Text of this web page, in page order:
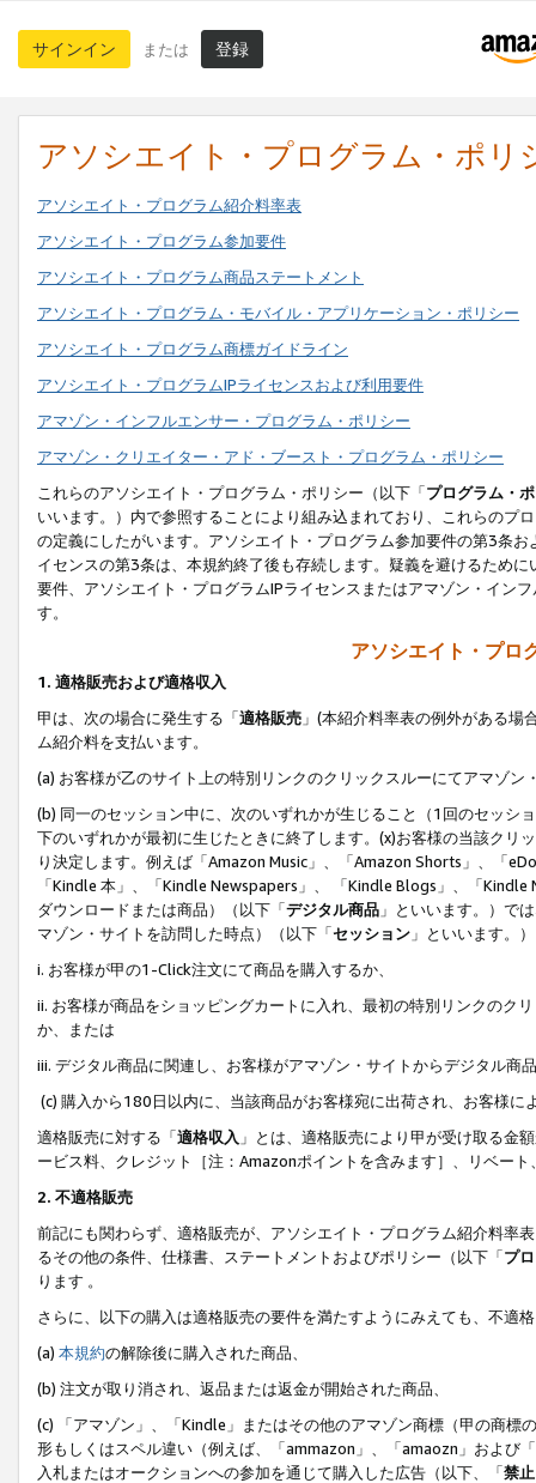
サインイン または 登録
アソシエイト・プログラム・ポリ
アソシエイト・プログラム紹介料率表
アソシエイト・プログラム参加要件
アソシエイト・プログラム商品ステートメント
アソシエイト・プログラム・モバイル・アプリケーション・ポリシー
アソシエイト・プログラム商標ガイドライン
アソシエイト・プログラムIPライセンスおよび利用要件
アマゾン・インフルエンサー・プログラム・ポリシー
アマゾン・クリエイター・アド・ブースト・プログラム・ポリシー
これらのアソシエイト・プログラム・ポリシー（以下「プログラム・
いいます。）内で参照することにより組み込まれており、これらのプ
の定義にしたがいます。アソシエイト・プログラム参加要件の第3条
イセンスの第3条は、本規約終了後も存続します。疑義を避けるため
要件、アソシエイト・プログラムIPライセンスまたはアマゾン・イン
す。
アソシエイト・プロ
1. 適格販売および適格収入
甲は、次の場合に発生する「適格販売 」(本紹介料率表の例外がある
ム紹介料を支払います。
(a) お客様が乙のサイト上の特別リンクのクリックスルーにてアマゾン
(b) 同一のセッション中に、次のいずれかが生じること（1回のセッシ
下のいずれかが最初に生じたときに終了します。(x)お客様の当該ク
り決定します。例えば「Amazon Music」、「Amazon Shorts」、「
「Kindle 本」、「Kindle Newspapers」、 「Kindle Blogs」、「
ダウンロードまたは商品）（以下「デジタル商品 」といいます。）で
マゾン・サイトを訪問した時点）（以下「セッション 」といいます。
i. お客様が甲の1-Click注文にて商品を購入するか、
ii. お客様が商品をショッピングカートに入れ、最初の特別リンクのク
か、または
iii. デジタル商品に関連し、お客様がアマゾン・サイトからデジタル
(c) 購入から180日以内に、当該商品がお客様宛に出荷され、お客様
適格販売に対する「適格収入 」とは、適格販売により甲が受け取る金
ービス料、クレジット［注：Amazonポイントを含みます］、リベー
2. 不適格販売
前記にも関わらず、適格販売が、アソシエイト・プログラム紹介料率
るその他の条件、仕様書、ステートメントおよびポリシー（以下「プ
ります 。
さらに、以下の購入は適格販売の要件を満たすようにみえても、不適
(a) 本規約の解除後に購入された商品、
(b) 注文が取り消され、返品または返金が開始された商品、
(c) 「アマゾン」、「Kindle」またはその他のアマゾン商標（甲の商
形もしくはスペル違い（例えば、「ammazon」、「amaozn」および
入札またはオークションへの参加を通じて購入した広告（以下、「禁